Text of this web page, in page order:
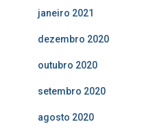
janeiro 2021
dezembro 2020
outubro 2020
setembro 2020
agosto 2020